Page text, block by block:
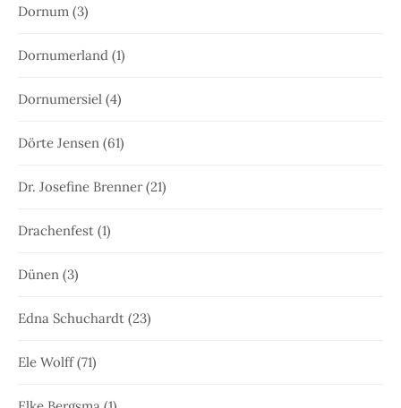
Dornum (3)
Dornumerland (1)
Dornumersiel (4)
Dörte Jensen (61)
Dr. Josefine Brenner(21)
Drachenfest (1)
Dünen (3)
Edna Schuchardt (23)
Ele Wolff(71)